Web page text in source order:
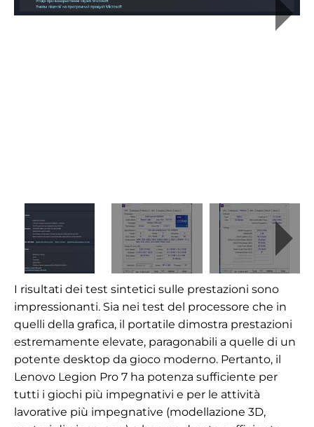
I risultati dei test sintetici sulle prestazioni sono
impressionanti. Sia nei test del processore che in
quelli della grafica, il portatile dimostra prestazioni
estremamente elevate, paragonabili a quelle di un
potente desktop da gioco moderno. Pertanto, il
Lenovo Legion Pro 7 ha potenza sufficiente per
tutti i giochi più impegnativi e per le attività
lavorative più impegnative (modellazione 3D,